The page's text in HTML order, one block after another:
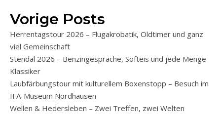
Vorige Posts
Herrentagstour 2026 – Flugakrobatik, Oldtimer und ganz
viel Gemeinschaft
Stendal 2026 – Benzingespräche, Softeis und jede Menge
Klassiker
Laubfärbungstour mit kulturellem Boxenstopp – Besuch im
IFA-Museum Nordhausen
Wellen & Hedersleben – Zwei Treffen, zwei Welten